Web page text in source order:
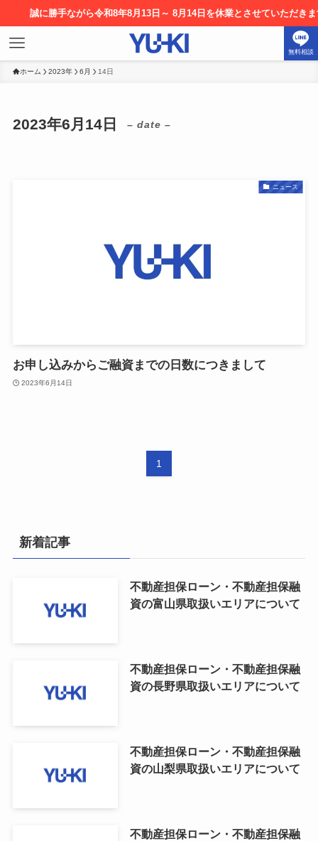
勝手ながら令和8年8月13日～ 8月14日を休業とさせていただきます。お申
無料相談
ホーム 2023年 6月 14日
2023年6月14日 – date –
ニュース
お申し込みからご融資までの日数につきまして
2023年6月14日
1
新着記事
不動産担保ローン・不動産担保融
資の富山県取扱いエリアについて
不動産担保ローン・不動産担保融
資の長野県取扱いエリアについて
不動産担保ローン・不動産担保融
資の山梨県取扱いエリアについて
不動産担保ローン・不動産担保融